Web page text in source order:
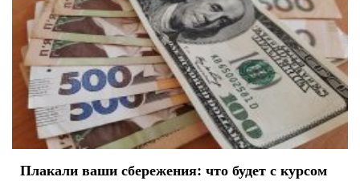
Плакали ваши сбережения: что будет с курсом